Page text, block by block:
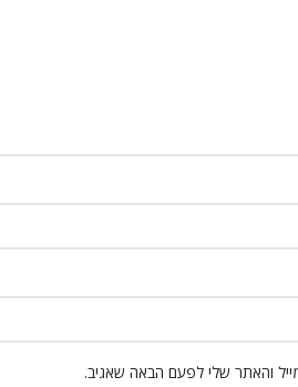
והאתר שלי לפעם הבאה שאגיב.